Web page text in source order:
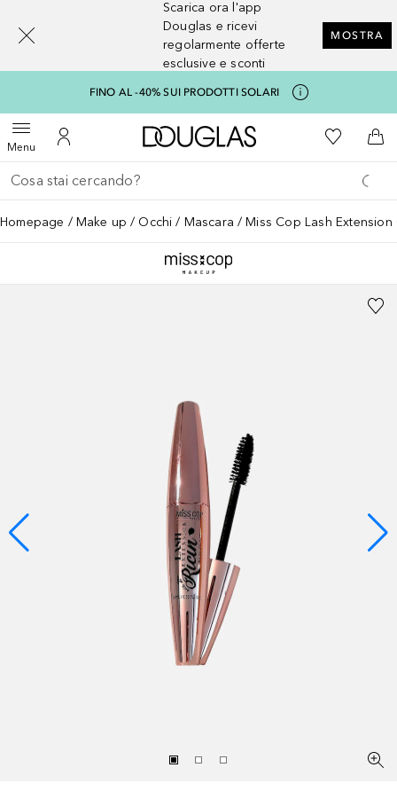
Scarica ora l'app
Douglas e ricevi
regolarmente offerte
esclusive e sconti
MOSTRA
FINO AL -40% SUI PRODOTTI SOLARI
MenuApri menuAl Mio Account
A Douglas HomeAlla Mia
Al
Torna indietro
Esegui ricerca
Homepage Make up Occhi Mascara Miss Cop Lash
[navigation.slideout.screenreader]